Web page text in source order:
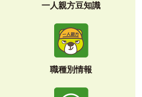
一人親方豆知識
職種別情報